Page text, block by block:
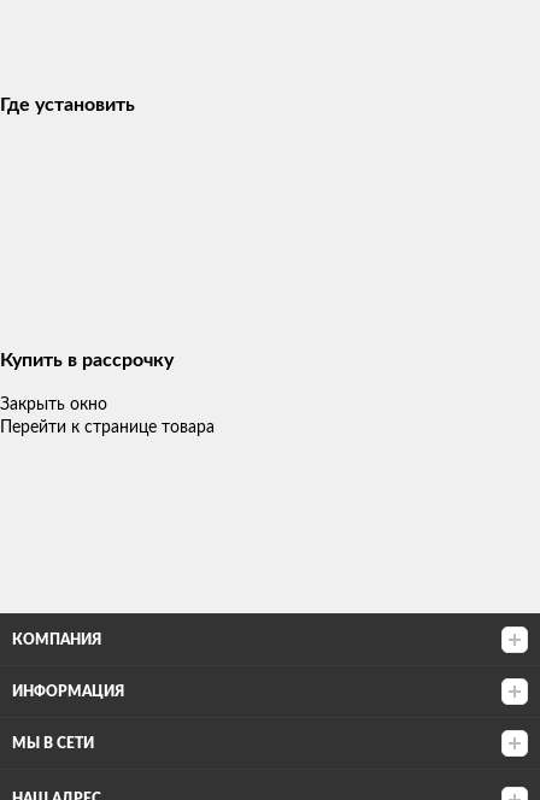
Где установить
Купить в рассрочку
Закрыть окно
Перейти к странице товара
КОМПАНИЯ
ИНФОРМАЦИЯ
МЫ В СЕТИ